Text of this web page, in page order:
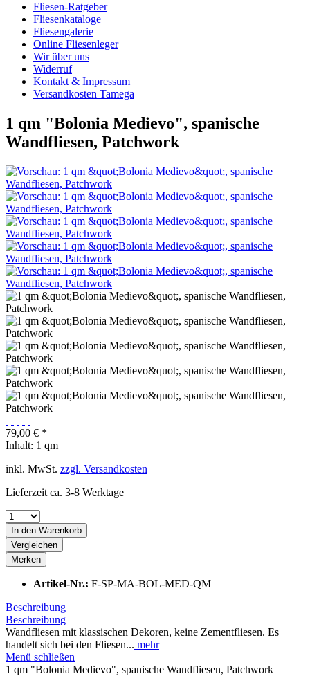
Fliesen-Ratgeber
Fliesenkataloge
Fliesengalerie
Online Fliesenleger
Wir über uns
Widerruf
Kontakt & Impressum
Versandkosten Tamega
1 qm "Bolonia Medievo", spanische
Wandfliesen, Patchwork
79,00 € *
Inhalt: 1 qm
inkl. MwSt. zzgl. Versandkosten
Lieferzeit ca. 3-8 Werktage
In den Warenkorb
Vergleichen
Merken
Artikel-Nr.: F-SP-MA-BOL-MED-QM
Beschreibung
Beschreibung
Wandfliesen mit klassischen Dekoren, keine Zementfliesen. Es
handelt sich bei den Fliesen... mehr
Menü schließen
1 qm "Bolonia Medievo", spanische Wandfliesen, Patchwork